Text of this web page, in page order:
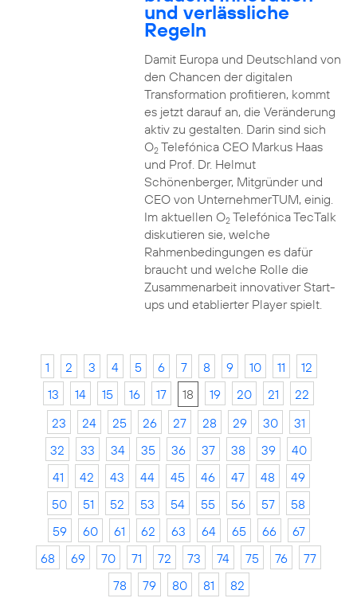
und verlässliche
Regeln
Damit Europa und Deutschland von
den Chancen der digitalen
Transformation profitieren, kommt
es jetzt darauf an, die Veränderung
aktiv zu gestalten. Darin sind sich
O2Telefónica CEO Markus Haas
und Prof. Dr. Helmut
Schönenberger, Mitgründer und
CEO von UnternehmerTUM, einig.
Im aktuellen O2Telefónica TecTalk
diskutieren sie, welche
Rahmenbedingungen es dafür
braucht und welche Rolle die
Zusammenarbeit innovativer Start-
ups und etablierter Player spielt.
1 2 3 4 5 6 7 8 9 10 11
12
13
14 15 16 17 18 19 20 21
22
23
24 25 26 27 28 29 30
31
32
33 34 35 36 37 38 39
40
41
42 43 44 45 46 47 48
49
50
51 52 53 54 55 56 57
58
59
60 61 62 63 64 65 66
67
68
69 70 71 72 73 74 75 76
77
78
79 80 81 82